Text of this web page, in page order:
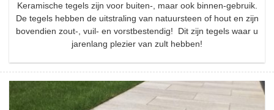
Keramische tegels zijn voor buiten-, maar ook binnen-gebruik.
De tegels hebben de uitstraling van natuursteen of hout en zijn
bovendien zout-, vuil- en vorstbestendig! Dit zijn tegels waar u
jarenlang plezier van zult hebben!